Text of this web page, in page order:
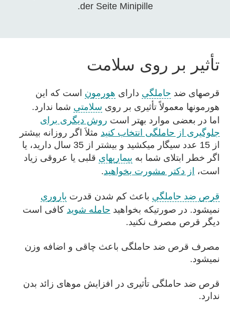
der Seite Minipille.
تأثیر بر روی سلامت
قرصهای ضد حاملگی دارای هورمون است که این
هورمونها معمولاً تأثیری بر روی سلامتی شما ندارد.
اما در بعضی موارد بهتر است روش دیگری برای
جلوگیری از حاملگی انتخاب کنید مثلاَ اگر روزانه بیشتر
از 15 عدد سیگار میکشید و بیشتر از 35 سال دارید، یا
اگر خطر ابتلای شما به بیماریهای قلبی یا عروقی زیاد
است، از دکتر مشورت بخواهید.
قرص ضد حاملگی باعث کم شدن قدرت باروری
نمیشود. در صورتیکه بخواهید حامله شوید کافی است
دیگر قرص مصرف نکنید.
مصرف قرص ضد حاملگی باعث چاقی و اضافه وزن
نمیشود.
قرص ضد حاملگی تأثیری در افزایش موهای زائد بدن
ندارد.